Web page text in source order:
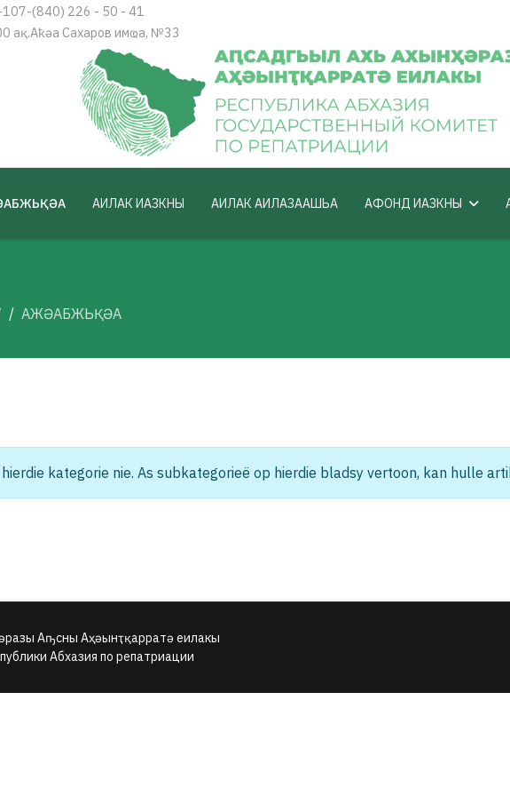
(840) 226 - 50 - 41
ақ.Аҟәа Сахаров имҩа, №33
АИЛАК ИАЗКНЫ АИЛАК АИЛАЗААШЬА АФОНД ИАЗКНЫ
АЖӘАБЖЬҚӘА
kategorie nie. As subkategorieë op hierdie bladsy vertoon, kan hulle
Аҧсны Аҳәынҭқарратә еилакы
Абхазия по репатриации